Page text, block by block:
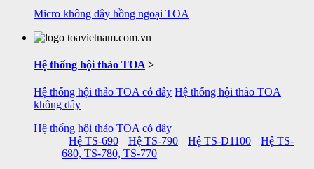
Micro không dây hồng ngoại TOA
Hệ thống hội thảo TOA >
Hệ thống hội thảo TOA có dây Hệ thống hội thảo TOA
không dây
Hệ thống hội thảo TOA có dây
Hệ TS-690
Hệ TS-790 Hệ TS-D1100
Hệ TS-
680, TS-780, TS-770